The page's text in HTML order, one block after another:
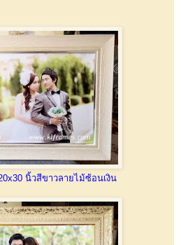
นิ้วสีขาวลายไม้ซ้อนเงิน